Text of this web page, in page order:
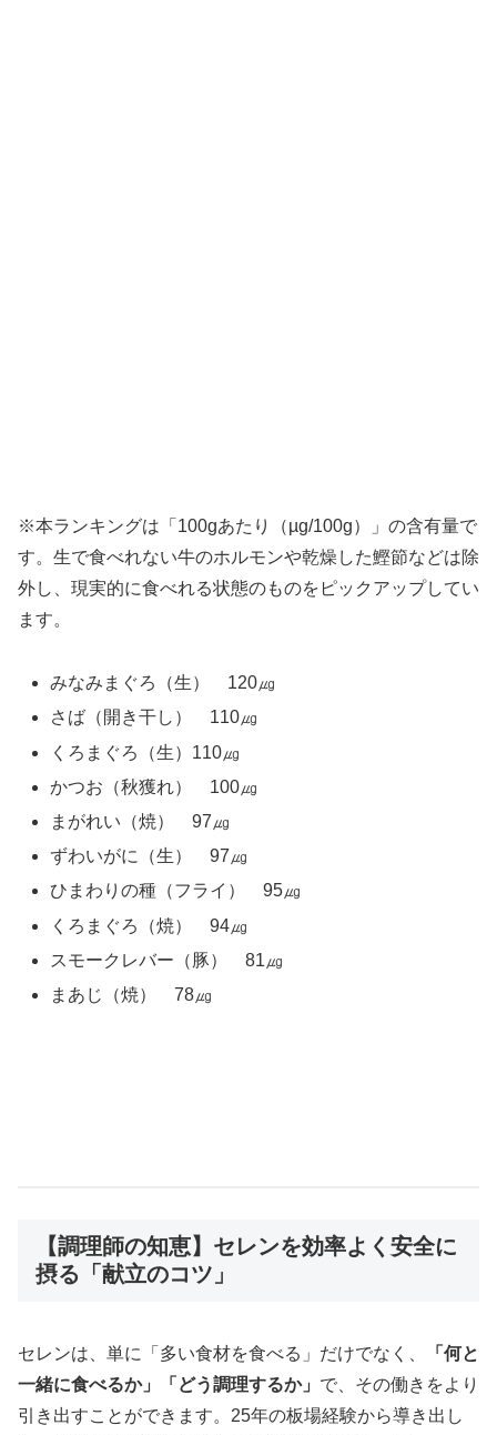
※本ランキングは「100gあたり（µg/100g）」の含有量で
す。生で食べれない牛のホルモンや乾燥した鰹節などは除
外し、現実的に食べれる状態のものをピックアップしてい
ます。
みなみまぐろ（生） 120㎍
さば（開き干し） 110㎍
くろまぐろ（生）110㎍
かつお（秋獲れ） 100㎍
まがれい（焼） 97㎍
ずわいがに（生） 97㎍
ひまわりの種（フライ） 95㎍
くろまぐろ（焼） 94㎍
スモークレバー（豚） 81㎍
まあじ（焼） 78㎍
【調理師の知恵】セレンを効率よく安全に
摂る「献立のコツ」
セレンは、単に「多い食材を食べる」だけでなく、
「何と
一緒に食べるか」「どう調理するか」 で、その働きをより
引き出すことができます。25年の板場経験から導き出し